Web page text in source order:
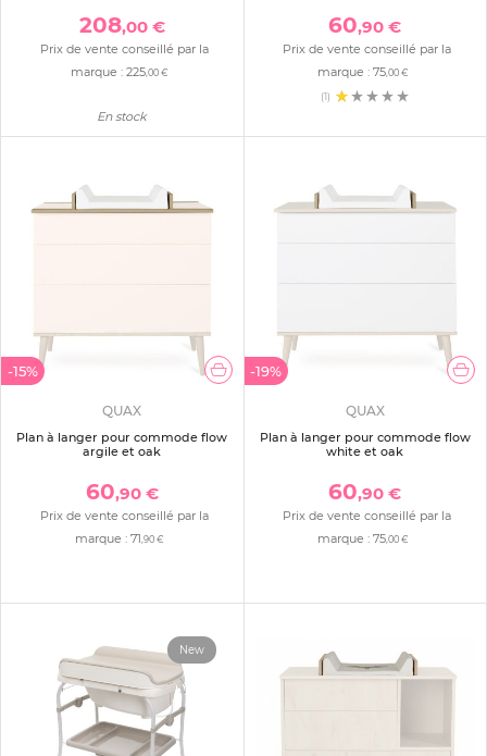
208,00 €
Prix de vente conseillé par la
marque :225,00 €
En stock
60,90 €
Prix de vente conseillé par la
marque : 75,00 €
(1)
-15%
QUAX
Plan à langer pour commode flow
argile et oak
60,90 €
Prix de vente conseillé par la
marque :71,90 €
-19%
QUAX
Plan à langer pour commode flow
white et oak
60,90 €
Prix de vente conseillé par la
marque : 75,00 €
New